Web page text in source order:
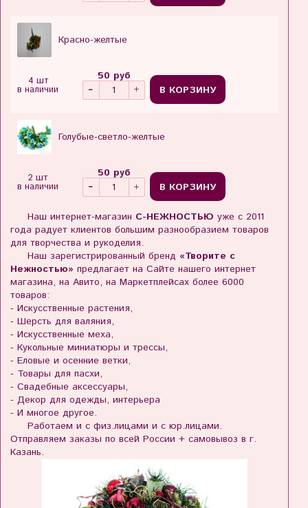
Красно-желтые
4 шт
в наличии
50 руб
В КОРЗИНУ
Голубые-светло-желтые
2 шт
в наличии
50 руб
В КОРЗИНУ
Наш интернет-магазин С-НЕЖНОСТЬЮ уже с 2011
года радует клиентов большим разнообразием товаров
для творчества и рукоделия.
Наш зарегистрированный бренд «Творите с
Нежностью» предлагает на Сайте нашего интернет
магазина, на Авито, на Маркетплейсах более 6000
товаров:
- Искусственные растения,
- Шерсть для валяния,
- Искусственные меха,
- Кукольные миниатюры и трессы,
- Еловые и осенние ветки,
- Товары для пасхи,
- Свадебные аксессуары,
- Декор для одежды, интерьера
- И многое другое.
Работаем и с физ.лицами и с юр.лицами.
Отправляем заказы по всей России + самовывоз в г.
Казань.